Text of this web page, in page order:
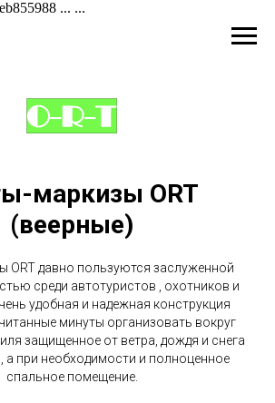
... ...
маркизы ORT
(веерные)
ORT давно пользуются заслуженной
среди автотуристов , охотников и
удобная и надежная конструкция
минуты организовать вокруг
защищенное от ветра, дождя и снега
а при необходимости и полноценное
спальное помещение.